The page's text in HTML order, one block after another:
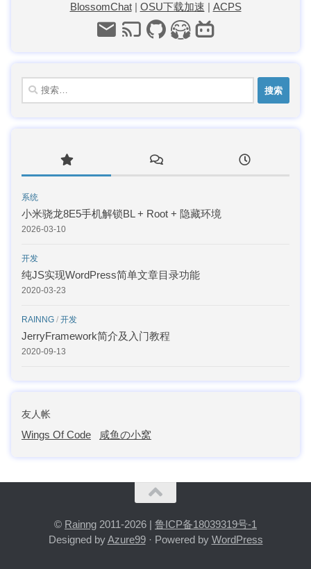
BlossomChat| OSU下载加速 | ACPS
搜
索：
系统
小米骁龙8E5手机解锁BL + Root + 隐藏环境
2026-03-10
开发
纯JS实现WordPress简单文章目录功能
2020-03-23
RAINNG / 开发
JerryFramework简介及入门教程
2020-09-13
友人帐
Wings Of Code 咸鱼の小窝
© Rainng 2011-2026 | 鲁ICP备18039319号-1
Designed byAzure99· Powered by WordPress